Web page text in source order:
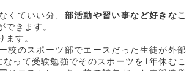
くていい分、 部活動や習い事など好きなこ
できます。
ます。
校のスポーツ部でエースだった生徒が外部
って受験勉強でそのスポーツを1年休むこ